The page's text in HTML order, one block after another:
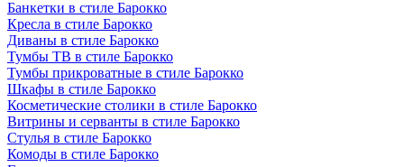
Банкетки в стиле Барокко
Кресла в стиле Барокко
Диваны в стиле Барокко
Тумбы ТВ в стиле Барокко
Тумбы прикроватные в стиле Барокко
Шкафы в стиле Барокко
Косметические столики в стиле Барокко
Витрины и серванты в стиле Барокко
Стулья в стиле Барокко
Комоды в стиле Барокко